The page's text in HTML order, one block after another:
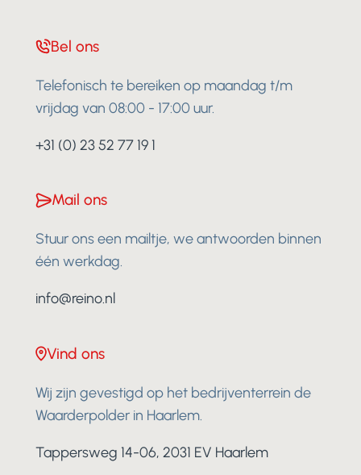
Bel ons
Telefonisch te bereiken op maandag t/m
vrijdag van 08:00 - 17:00 uur.
+31 (0) 23 52 77 19 1
Mail ons
Stuur ons een mailtje, we antwoorden binnen
één werkdag.
info@reino.nl
Vind ons
Wij zijn gevestigd op het bedrijventerrein de
Waarderpolder in Haarlem.
Tappersweg 14-06, 2031 EV Haarlem